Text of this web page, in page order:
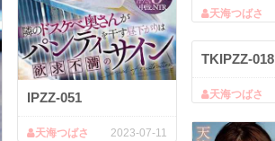
天海つばさ
IPZZ-051
2023-07-11
天海つばさ
TKIPZZ-018
天海つばさ